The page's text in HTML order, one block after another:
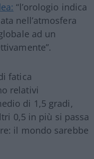
“l’orologio indica
nell’atmosfera
ad un
fatica
relativi
di 1,5 gradi,
0,5 in più si passa
il mondo sarebbe